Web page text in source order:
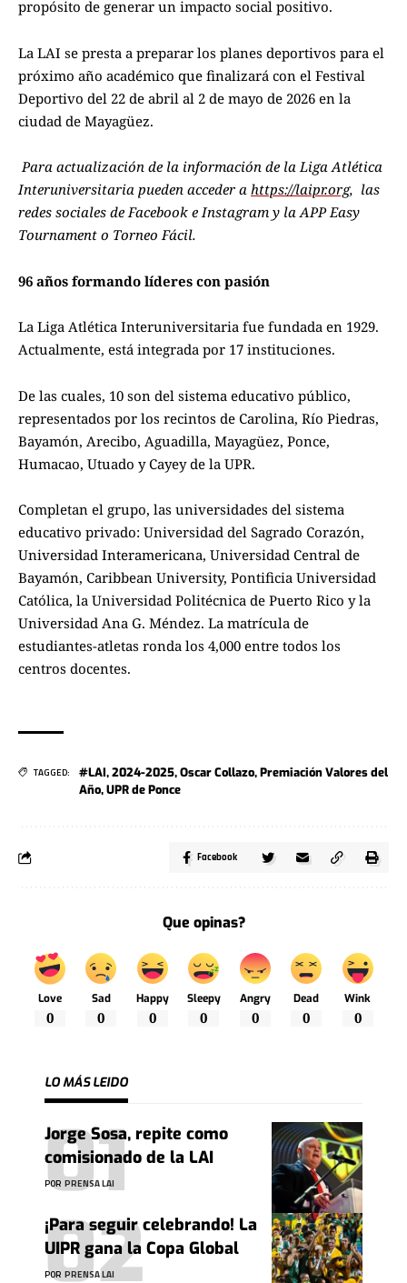
propósito de generar un impacto social positivo.
La LAI se presta a preparar los planes deportivos para el
próximo año académico que finalizará con el Festival
Deportivo del 22 de abril al 2 de mayo de 2026 en la
ciudad de Mayagüez.
Para actualización de la información de la Liga Atlética
Interuniversitaria pueden acceder a https://laipr.org, las
redes sociales de Facebook e Instagram y la APP Easy
Tournament o Torneo Fácil.
96 años formando líderes con pasión
La Liga Atlética Interuniversitaria fue fundada en 1929.
Actualmente, está integrada por 17 instituciones.
De las cuales, 10 son del sistema educativo público,
representados por los recintos de Carolina, Río Piedras,
Bayamón, Arecibo, Aguadilla, Mayagüez, Ponce,
Humacao, Utuado y Cayey de la UPR.
Completan el grupo, las universidades del sistema
educativo privado: Universidad del Sagrado Corazón,
Universidad Interamericana, Universidad Central de
Bayamón, Caribbean University, Pontificia Universidad
Católica, la Universidad Politécnica de Puerto Rico y la
Universidad Ana G. Méndez. La matrícula de
estudiantes-atletas ronda los 4,000 entre todos los
centros docentes.
TAGGED: #LAI,2024-2025,Oscar Collazo,Premiación Valores del
Año,UPR de Ponce
Facebook
Que opinas?
Love
0
Sad
0
Happy
0
Sleepy
0
Angry
0
Dead
0
Wink
0
LO MÁS LEIDO
Jorge Sosa, repite como
comisionado de la LAI
POR PRENSA LAI
¡Para seguir celebrando! La
UIPR gana la Copa Global
POR PRENSA LAI